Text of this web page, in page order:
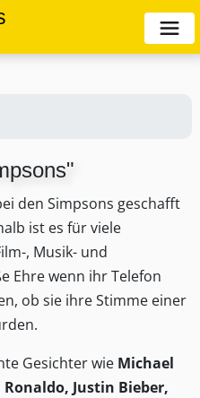
den Simpsons geschafft
ist es für viele
, Musik- und
Ehre wenn ihr Telefon
ob sie ihre Stimme einer
Gesichter wie Michael
Justin Bieber,